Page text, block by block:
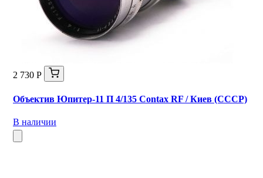
2 730 Р
Объектив Юпитер-11 П 4/135 Contax RF / Киев (СССР)
В наличии